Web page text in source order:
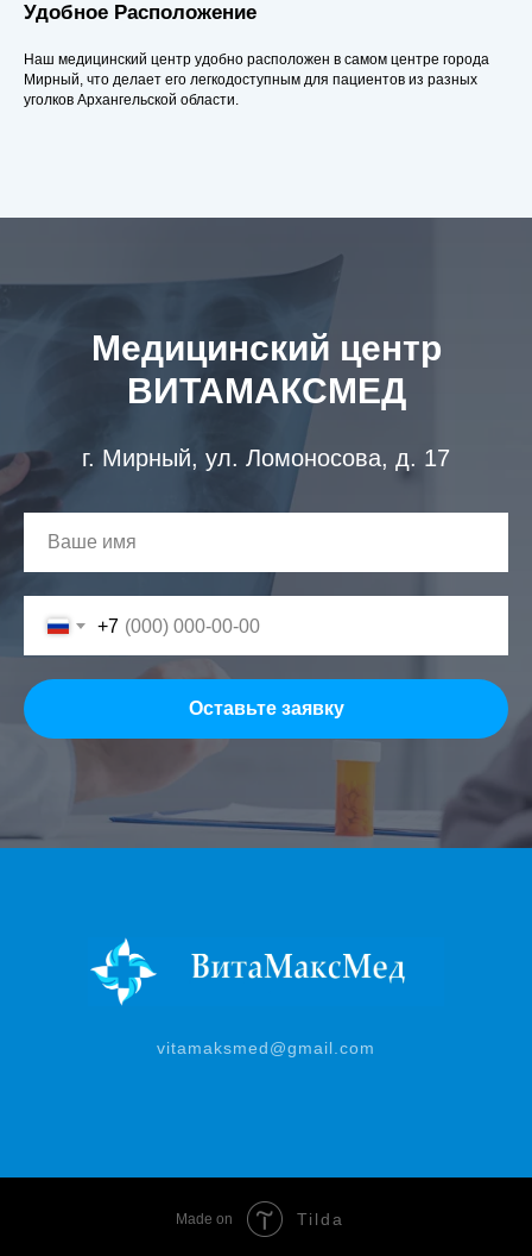
Удобное Расположение
Наш медицинский центр удобно расположен в самом центре города
Мирный, что делает его легкодоступным для пациентов из разных
уголков Архангельской области.
Медицинский центр
ВИТАМАКСМЕД
г. Мирный, ул. Ломоносова, д. 17
+7
Оставьте заявку
vitamaksmed@gmail.com
Made on Tilda